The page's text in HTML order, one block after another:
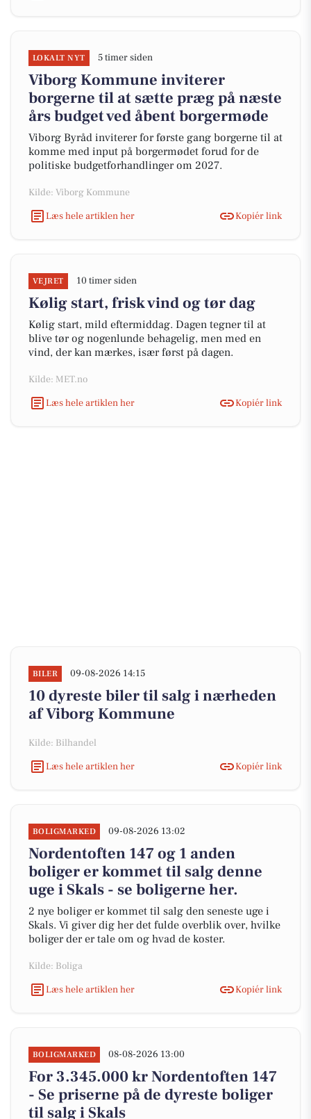
LOKALT NYT 5 timer siden
Viborg Kommune inviterer
borgerne til at sætte præg på næste
års budget ved åbent borgermøde
Viborg Byråd inviterer for første gang borgerne til at
komme med input på borgermødet forud for de
politiske budgetforhandlinger om 2027.
Kilde: Viborg Kommune
Læs hele artiklen her
Kopiér link
VEJRET 10 timer siden
Kølig start, frisk vind og tør dag
Kølig start, mild eftermiddag. Dagen tegner til at
blive tør og nogenlunde behagelig, men med en
vind, der kan mærkes, især først på dagen.
Kilde: MET.no
Læs hele artiklen her
Kopiér link
BILER 09-08-2026 14:15
10 dyreste biler til salg i nærheden
af Viborg Kommune
Kilde: Bilhandel
Læs hele artiklen her
Kopiér link
BOLIGMARKED 09-08-2026 13:02
Nordentoften 147 og 1 anden
boliger er kommet til salg denne
uge i Skals - se boligerne her.
2 nye boliger er kommet til salg den seneste uge i
Skals. Vi giver dig her det fulde overblik over, hvilke
boliger der er tale om og hvad de koster.
Kilde: Boliga
Læs hele artiklen her
Kopiér link
BOLIGMARKED 08-08-2026 13:00
For 3.345.000 kr Nordentoften 147
- Se priserne på de dyreste boliger
til salg i Skals